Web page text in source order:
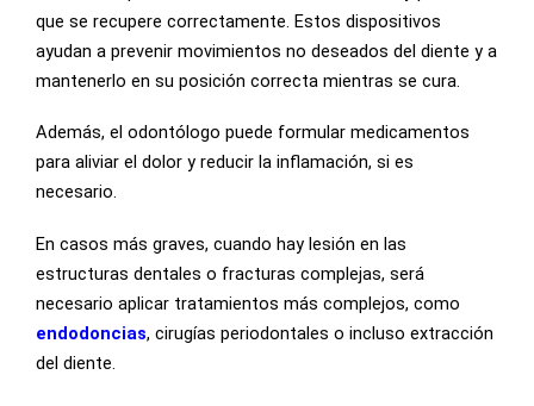
que se recupere correctamente. Estos dispositivos
ayudan a prevenir movimientos no deseados del diente y a
mantenerlo en su posición correcta mientras se cura.
Además, el odontólogo puede formular medicamentos
para aliviar el dolor y reducir la inflamación, si es
necesario.
En casos más graves, cuando hay lesión en las
estructuras dentales o fracturas complejas, será
necesario aplicar tratamientos más complejos, como
endodoncias, cirugías periodontales o incluso extracción
del diente.